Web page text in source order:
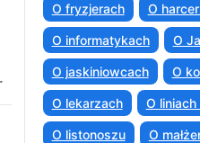
O fryzjerach O
O informatykach O
O jaskiniowcach O
O lekarzach O
O listonoszu O